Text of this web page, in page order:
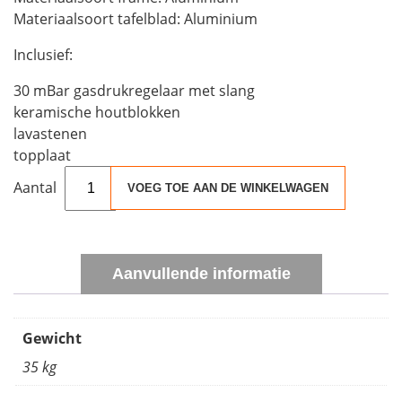
Materiaalsoort tafelblad: Aluminium
Inclusief:
30 mBar gasdrukregelaar met slang
keramische houtblokken
lavastenen
topplaat
120
VOEG TOE AAN DE WINKELWAGEN
Aanvullende informatie
Gewicht
35 kg